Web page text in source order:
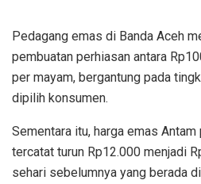
Pedagang emas di Banda Aceh
pembuatan perhiasan antara
per mayam, bergantung pada
dipilih konsumen.
Sementara itu, harga emas
tercatat turun Rp12.000 menjadi
sehari sebelumnya yang berada